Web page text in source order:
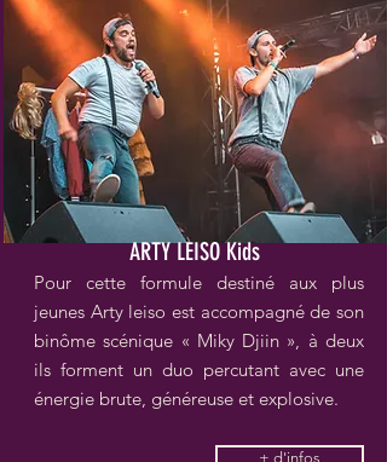
ARTY LEISO Kids
Pour cette formule destiné aux plus
jeunes Arty leiso est accompagné de son
binôme scénique « Miky Djiin », à deux
ils forment un duo percutant avec une
énergie brute, généreuse et explosive.
+ d'infos